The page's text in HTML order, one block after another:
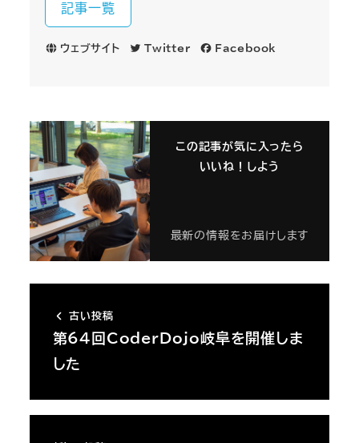
記事一覧
ウェブサイト Twitter Facebook
この記事が気に入ったら
いいね！しよう
最新の情報をお届けします
古い投稿
第64回CoderDojo岐阜を開催しま
した